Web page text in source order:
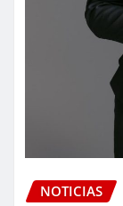
NOTICIAS